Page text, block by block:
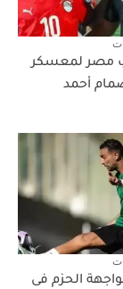
مصر لمعسكر
أحمد
الحزم فى